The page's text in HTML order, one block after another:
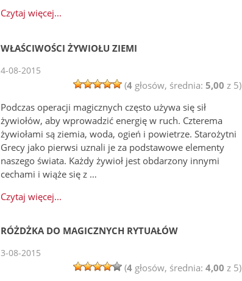
Czytaj więcej...
WŁAŚCIWOŚCI ŻYWIOŁU ZIEMI
4-08-2015
(4 głosów, średnia:5,00 z 5)
Podczas operacji magicznych często używa się sił
żywiołów, aby wprowadzić energię w ruch. Czterema
żywiołami są ziemia, woda, ogień i powietrze. Starożytni
Grecy jako pierwsi uznali je za podstawowe elementy
naszego świata. Każdy żywioł jest obdarzony innymi
cechami i wiąże się z …
Czytaj więcej...
RÓŻDŻKA DO MAGICZNYCH RYTUAŁÓW
3-08-2015
(4 głosów, średnia:4,00 z 5)